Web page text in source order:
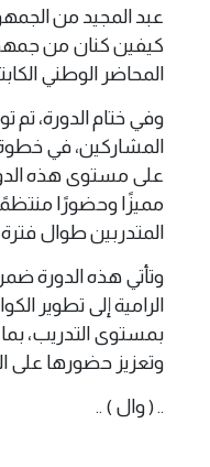
عبد المجيد من
كيفين كنان من
المحاضر الوطني
وفي ختام الدورة، تم
المشاركين، في خطوة
على مستوى هذه
مميزًا وحضورًا
المتدربين طوال فترة
وتأتي هذه الدورة ضمن
الرامية إلى تطوير
بمستوى التدريب،
وتعزيز حضورها على
.. ( وال ) ..